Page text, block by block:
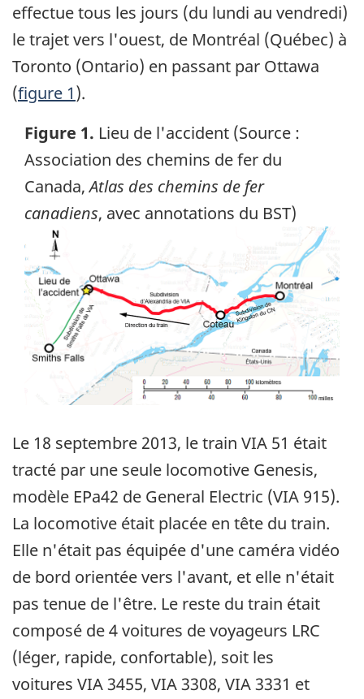
effectue tous les jours (du lundi au vendredi)
le trajet vers l'ouest, de Montréal (Québec) à
Toronto (Ontario) en passant par Ottawa
(figure 1).
Figure 1. Lieu de l'accident (Source :
Association des chemins de fer du
Canada,Atlas des chemins de fer
canadiens, avec annotations du BST)
Image
Le 18 septembre 2013, le train VIA 51 était
tracté par une seule locomotive Genesis,
modèle EPa42 de General Electric (VIA 915).
La locomotive était placée en tête du train.
Elle n'était pas équipée d'une caméra vidéo
de bord orientée vers l'avant, et elle n'était
pas tenue de l'être. Le reste du train était
composé de 4 voitures de voyageurs LRC
(léger, rapide, confortable), soit les
voitures VIA 3455, VIA 3308, VIA 3331 et